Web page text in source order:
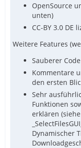
OpenSource
unten)
CC-BY 3.0 DE
Weitere Features
Sauberer
Kommentare
den ersten
Sehr
Funktionen
erklären (siehe
Dynamischer